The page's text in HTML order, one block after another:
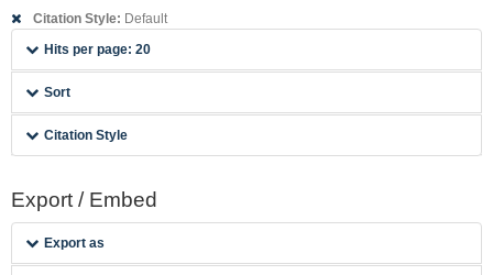
Citation Style: Default
Hits per page: 20
Sort
Citation Style
Export / Embed
Export as